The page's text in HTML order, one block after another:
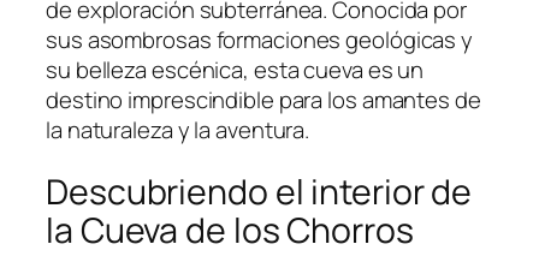
de exploración subterránea. Conocida por
sus asombrosas formaciones geológicas y
su belleza escénica, esta cueva es un
destino imprescindible para los amantes de
la naturaleza y la aventura.
Descubriendo el interior de
la Cueva de los Chorros